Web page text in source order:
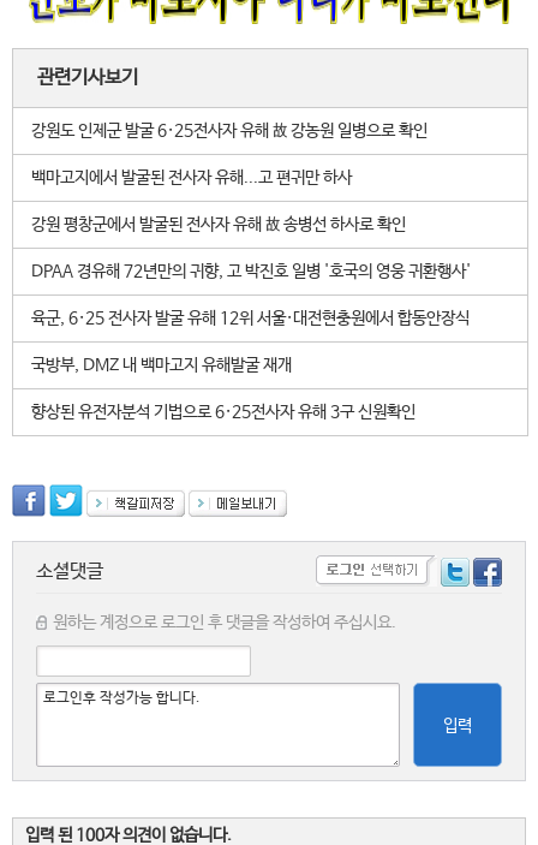
관련기사보기
강원도 인제군 발굴 6·25전사자 유해 故 강농원 일병으로 확인
백마고지에서 발굴된 전사자 유해...고 편귀만 하사
강원 평창군에서 발굴된 전사자 유해 故 송병선 하사로 확인
DPAA 경유해 72년만의 귀향, 고 박진호 일병 '호국의 영웅 귀환행사'
육군, 6·25 전사자 발굴 유해 12위 서울·대전현충원에서 합동안장식
국방부, DMZ 내 백마고지 유해발굴 재개
향상된 유전자분석 기법으로 6·25전사자 유해 3구 신원확인
소셜댓글
원하는 계정으로 로그인 후 댓글을 작성하여 주십시요.
입력
입력 된 100자 의견이 없습니다.